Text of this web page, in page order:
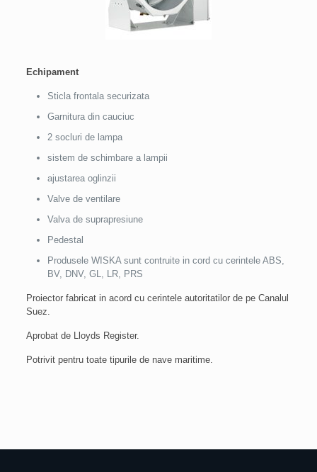
Echipament
Sticla frontala securizata
Garnitura din cauciuc
2 socluri de lampa
sistem de schimbare a lampii
ajustarea oglinzii
Valve de ventilare
Valva de suprapresiune
Pedestal
Produsele WISKA sunt contruite in cord cu cerintele ABS,
BV, DNV, GL, LR, PRS
Proiector fabricat in acord cu cerintele autoritatilor de pe Canalul
Suez.
Aprobat de Lloyds Register.
Potrivit pentru toate tipurile de nave maritime.